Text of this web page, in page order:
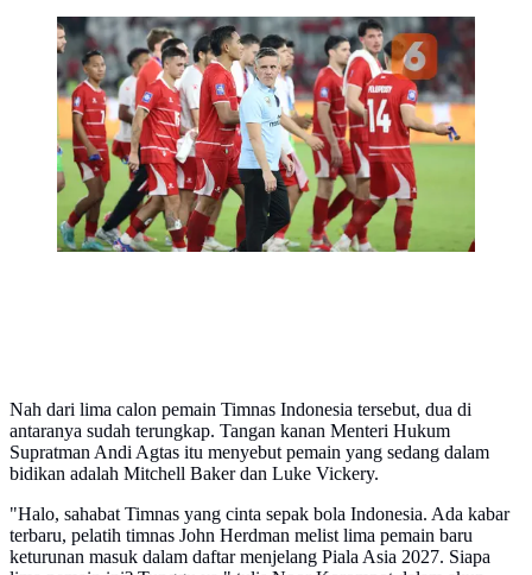
Ekspresi pelatih Timnas Indonesia, John Herdman
(tengah) usai laga final FIFA Series 2026 melawan
Bulgaria di Stadion Utama Gelora Bung Karno
(SUGBK), Jakarta, Senin (30/3/2026) malam WIB.
Timnas Indonesia gagal menjuarai FIFA Series 2026.
(Bola.com/M. Iqbal Ichsan)
Nah dari lima calon pemain Timnas Indonesia tersebut, dua di
antaranya sudah terungkap. Tangan kanan Menteri Hukum
Supratman Andi Agtas itu menyebut pemain yang sedang dalam
bidikan adalah Mitchell Baker dan Luke Vickery.
"Halo, sahabat Timnas yang cinta sepak bola Indonesia. Ada kabar
terbaru, pelatih timnas John Herdman melist lima pemain baru
keturunan masuk dalam daftar menjelang Piala Asia 2027. Siapa